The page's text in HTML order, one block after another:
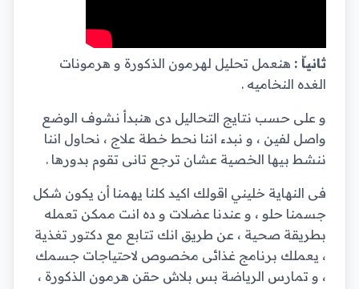
ثانياّ : هنعمل تحليل لهرمون الذكورة و هرمونات
الغده النخاميه .
و على حسب نتايج التحاليل دى هنبدأ نشوف الوضع
واصل لفين ، و نبدء اننا نحط خطة علاج ، نحاول اننا
ننشط بيها الخصية عشان ترجع تانى تقوم بدورها .
فى النهاية خليني اقولك اكيد كلنا يهمنا أن يكون شكل
جسمنا حلو ، و عندنا عضلات و ده انت ممكن تعمله
بطريقة صحية ، عن طريق انك تتابع مع دكتور تغذية
، يعملك برنامج غذائى مخصوص لاحتياجات جسمك
، و تمارس الرياضة بس بلاش حقن هرمون الذكورة ،